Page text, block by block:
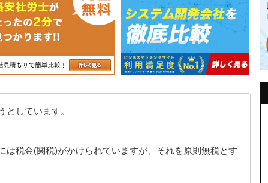
としています。
は税金(関税)がかけられていますが、それを原則無税とす